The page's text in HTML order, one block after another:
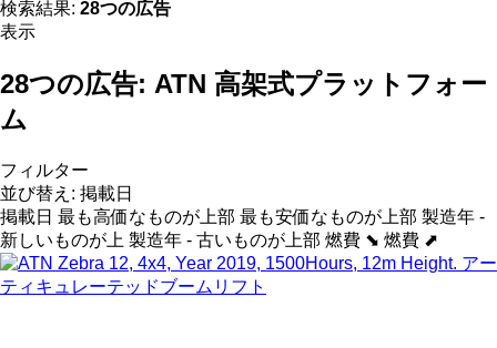
検索結果: 28つの広告
表示
28つの広告: ATN 高架式プラットフォー
ム
フィルター
並び替え : 掲載日
掲載日 最も高価なものが上部 最も安価なものが上部 製造年 -
新しいものが上 製造年 - 古いものが上部 燃費 ⬊ 燃費 ⬈